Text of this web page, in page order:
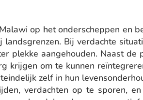
op het onderscheppen en
landsgrenzen. Bij verdachte
plekke aangehouden. Naast
krijgen om te kunnen
zelf in hun
verdachten op te sporen,